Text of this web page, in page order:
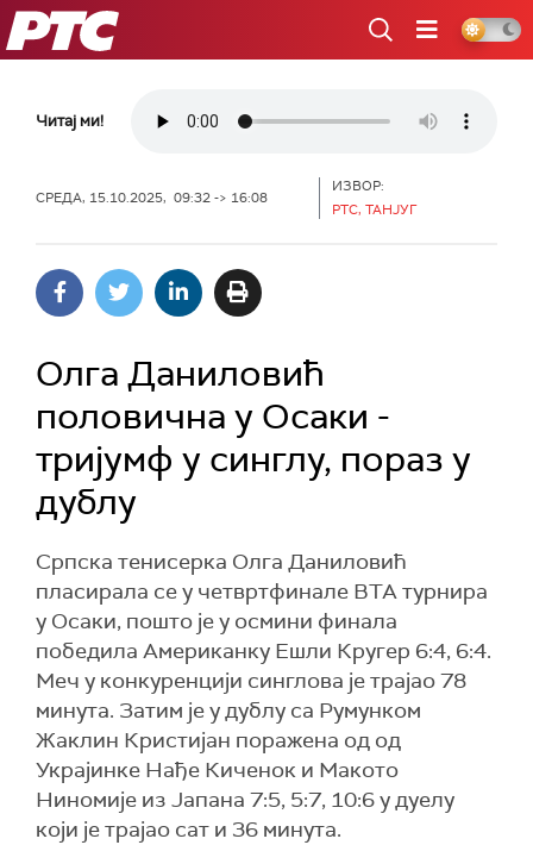
РТС
Читај ми!
СРЕДА, 15.10.2025, 09:32 -> 16:08
ИЗВОР:
РТС, ТАНЈУГ
Олга Даниловић
половична у Осаки -
тријумф у синглу, пораз у
дублу
Српска тенисерка Олга Даниловић
пласирала се у четвртфинале ВТА турнира
у Осаки, пошто је у осмини финала
победила Американку Ешли Кругер 6:4, 6:4.
Меч у конкуренцији синглова је трајао 78
минута. Затим је у дублу са Румунком
Жаклин Кристијан поражена од од
Украјинке Нађе Киченок и Макото
Ниномије из Јапана 7:5, 5:7, 10:6 у дуелу
који је трајао сат и 36 минута.